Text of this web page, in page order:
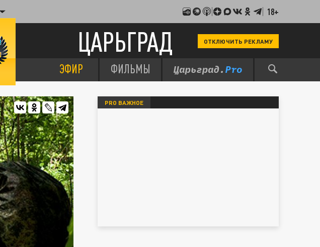
18+
ЦАРЬГРАД ОТКЛЮЧИТЬ РЕКЛАМУ
ЭФИР ФИЛЬМЫ
PRO ВАЖНОЕ